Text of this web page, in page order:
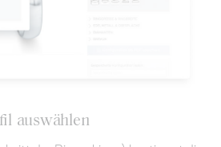
auswählen